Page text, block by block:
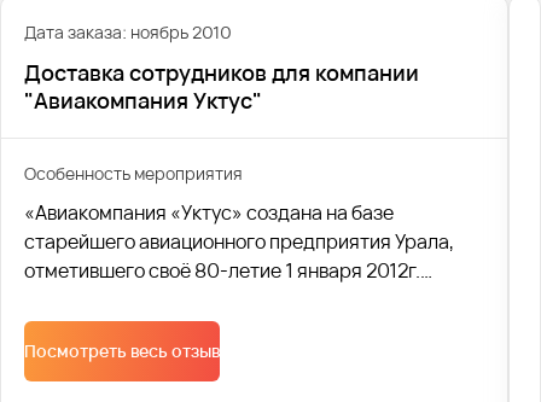
Дата заказа: ноябрь 2010
Доставка сотрудников для компании
"Авиакомпания Уктус"
Особенность мероприятия
«Авиакомпания «Уктус» создана на базе
старейшего авиационного предприятия Урала,
отметившего своё 80-летие 1 января 2012г.
суда. С 2010 года транспортная компания
Avtobus1 организует 2 ежедневных рейса для
сотрудников авиакомпании.
Посмотреть весь отзыв